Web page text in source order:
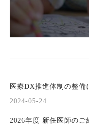
医療DX推進体制の整備
2024-05-24
2026年度 新任医師のご